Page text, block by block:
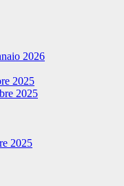
2026
2025
2025
2025